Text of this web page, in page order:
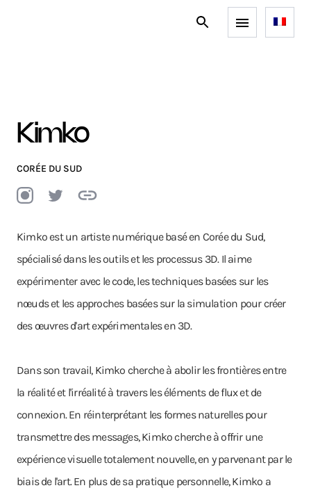
Kimko
CORÉE DU SUD
Kimko est un artiste numérique basé en Corée du Sud,
spécialisé dans les outils et les processus 3D. Il aime
expérimenter avec le code, les techniques basées sur les
nœuds et les approches basées sur la simulation pour créer
des œuvres d'art expérimentales en 3D.
Dans son travail, Kimko cherche à abolir les frontières entre
la réalité et l'irréalité à travers les éléments de flux et de
connexion. En réinterprétant les formes naturelles pour
transmettre des messages, Kimko cherche à offrir une
expérience visuelle totalement nouvelle, en y parvenant par le
biais de l'art. En plus de sa pratique personnelle, Kimko a